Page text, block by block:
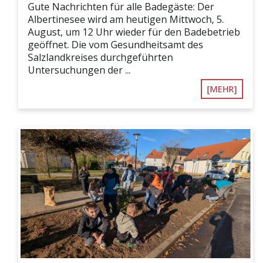
Gute Nachrichten für alle Badegäste: Der
Albertinesee wird am heutigen Mittwoch, 5.
August, um 12 Uhr wieder für den Badebetrieb
geöffnet. Die vom Gesundheitsamt des
Salzlandkreises durchgeführten
Untersuchungen der ...
[MEHR]